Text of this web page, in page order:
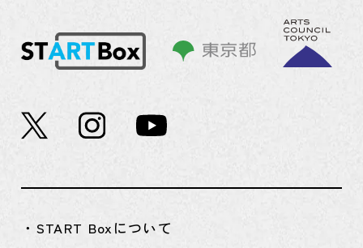
・START Boxについて